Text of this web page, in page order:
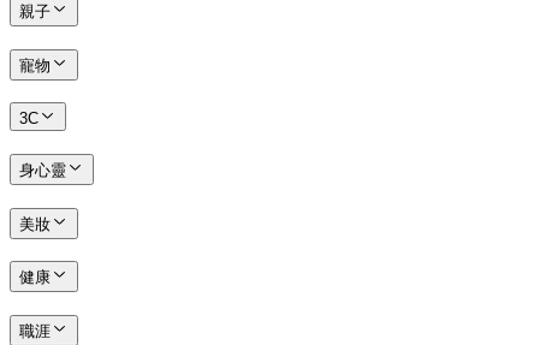
親子
寵物
3C
身心靈
美妝
健康
職涯